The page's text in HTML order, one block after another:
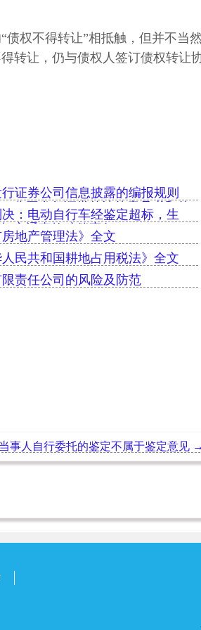
权不得转让”相抵触，但并不当
转让，仍与债权人签订债权转让
证券公司信息披露的编报规则
公开发行证券的法律意见书和律
：电动自行车经鉴定超标，生
担交通事故赔偿责任
地产管理法》全文
民共和国耕地占用税法》全文
责任公司的风险及防范
事人自行委托的鉴定不属于鉴定意见